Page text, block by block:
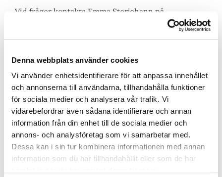
Denna webbplats använder cookies
Vi använder enhetsidentifierare för att anpassa innehållet
och annonserna till användarna, tillhandahålla funktioner
för sociala medier och analysera vår trafik. Vi
vidarebefordrar även sådana identifierare och annan
information från din enhet till de sociala medier och
annons- och analysföretag som vi samarbetar med.
Dessa kan i sin tur kombinera informationen med annan
information som du har tillhandahållit eller som de har
Vid frågor kontakta Emma Storjohann på
info@lydiagarden.se eller 0413-69250, bokning sker